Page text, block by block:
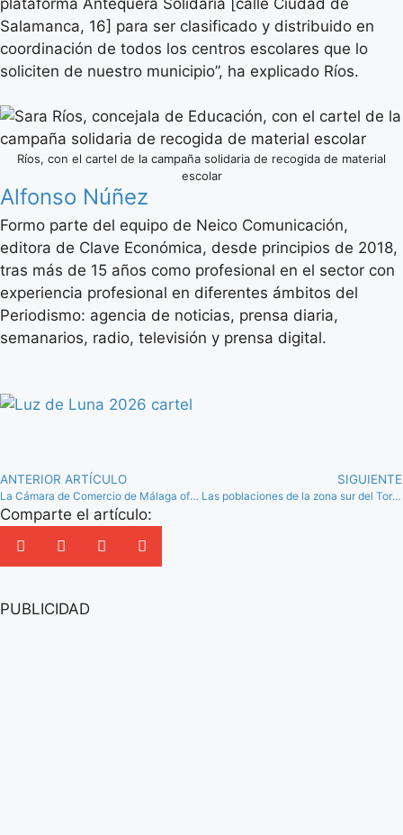
Salamanca, 16] para ser clasificado y distribuido en
coordinación de todos los centros escolares que lo
soliciten de nuestro municipio”, ha explicado Ríos.
Ríos, con el cartel de la campaña solidaria de recogida de material
escolar
Alfonso Núñez
Formo parte del equipo de Neico Comunicación,
editora de Clave Económica, desde principios de 2018,
tras más de 15 años como profesional en el sector con
experiencia profesional en diferentes ámbitos del
Periodismo: agencia de noticias, prensa diaria,
semanarios, radio, televisión y prensa digital.
ANTERIOR ARTÍCULO
La Cámara de Comercio de Málaga oferta más de 50 cursos ‘online’ gratuitos
SIGUIENTE
Las poblaciones de la zona sur del Torcal, afectadas por cortes de agua por las noches
Comparte el artículo:
PUBLICIDAD